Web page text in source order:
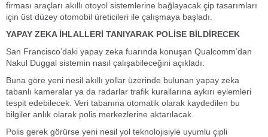
firması araçları akıllı otoyol sistemlerine bağlayacak çip tasarımları
için üst düzey otomobil üreticileri ile çalışmaya başladı.
YAPAY ZEKA İHLALLERİ TANIYARAK POLİSE BİLDİRECEK
San Francisco’daki yapay zeka fuarında konuşan Qualcomm’dan
Nakul Duggal sistemin nasıl çalışabileceğini açıkladı.
Buna göre yeni nesil akıllı yollar üzerinde bulunan yapay zeka
tabanlı kameralar ya da radarlar trafik kurallarına aykırı eylemleri
tespit edebilecek. Veri tabanına otomatik olarak kaydedilen bu
bilgiler anlık olarak polis merkezlerine aktarılacak.
Polis gerek görürse yeni nesil yol teknolojisiyle uyumlu çipli